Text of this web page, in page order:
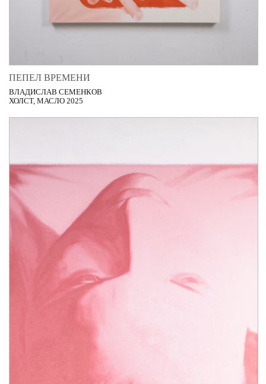
ПЕПЕЛ ВРЕМЕНИ
ВЛАДИСЛАВ СЕМЕНКОВ
ХОЛСТ, МАСЛО 2025